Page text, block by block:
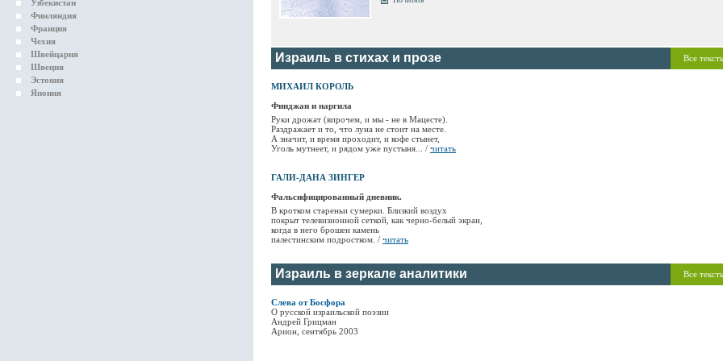
Узбекистан
Финляндия
Франция
Чехия
Швейцария
Швеция
Эстония
Япония
Израиль в стихах и прозе Все
МИХАИЛ КОРОЛЬ
Финджан и наргила
Руки дрожат (впрочем, и мы - не в Мацесте).
Раздражает и то, что луна не стоит на месте.
А значит, и время проходит, и кофе стынет,
Уголь мутнеет, и рядом уже пустыня... / читать
ГАЛИ-ДАНА ЗИНГЕР
Фальсифицированный дневник.
В кротком стареньи сумерки. Близкий воздух
покрыт телевизионной сеткой, как черно-белый экран,
когда в него брошен камень
палестинским подростком. / читать
Израиль в зеркале аналитики Все
Слева от Босфора
О русской израильской поэзии
Андрей Грицман
Арион, сентябрь 2003